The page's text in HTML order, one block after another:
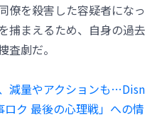
僚を殺害した容疑者になっ
捕まえるため、自身の過去
査劇だ。
減量やアクションも…Disn
ク 最後の心理戦」への情